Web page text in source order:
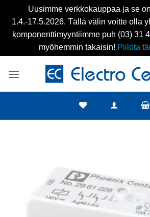
Uusimme verkkokauppaa ja se
1.4.-17.5.2026. Tällä välin voitte olla
komponenttimyyntiimme puh (03) 31
myöhemmin takaisin! Piilota